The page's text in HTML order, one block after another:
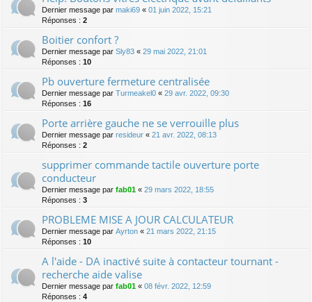
Dernier message par maki69 « 01 juin 2022, 15:21
Réponses : 2
Boitier confort ?
Dernier message par Sly83 « 29 mai 2022, 21:01
Réponses : 10
Pb ouverture fermeture centralisée
Dernier message par Turmeakel0 « 29 avr. 2022, 09:30
Réponses : 16
Porte arrière gauche ne se verrouille plus
Dernier message par resideur « 21 avr. 2022, 08:13
Réponses : 2
supprimer commande tactile ouverture porte
conducteur
Dernier message par fab01 « 29 mars 2022, 18:55
Réponses : 3
PROBLEME MISE A JOUR CALCULATEUR
Dernier message par Ayrton « 21 mars 2022, 21:15
Réponses : 10
A l'aide - DA inactivé suite à contacteur tournant -
recherche aide valise
Dernier message par fab01 « 08 févr. 2022, 12:59
Réponses : 4